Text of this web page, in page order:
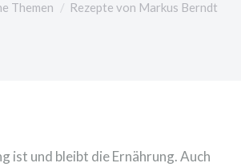
Themen Rezepte von Markus Berndt
ist und bleibt die Ernährung. Auch